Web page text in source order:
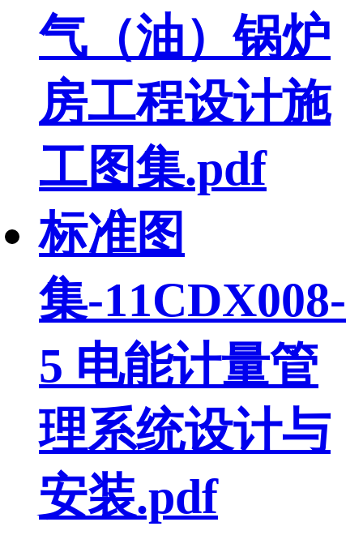
气（油）锅炉
房工程设计施
工图集.pdf
标准图
集-11CDX008-
5 电能计量管
理系统设计与
安装.pdf